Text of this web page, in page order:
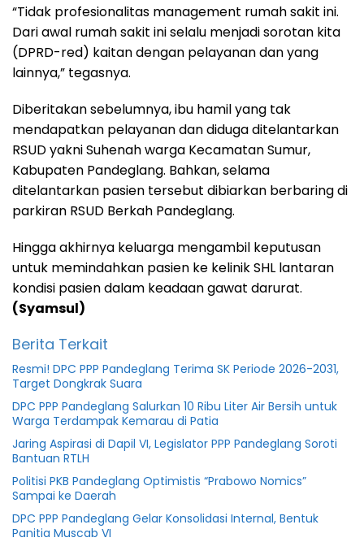
“Tidak profesionalitas management rumah sakit ini.
Dari awal rumah sakit ini selalu menjadi sorotan kita
(DPRD-red) kaitan dengan pelayanan dan yang
lainnya,” tegasnya.
Diberitakan sebelumnya, ibu hamil yang tak
mendapatkan pelayanan dan diduga ditelantarkan
RSUD yakni Suhenah warga Kecamatan Sumur,
Kabupaten Pandeglang. Bahkan, selama
ditelantarkan pasien tersebut dibiarkan berbaring di
parkiran RSUD Berkah Pandeglang.
Hingga akhirnya keluarga mengambil keputusan
untuk memindahkan pasien ke kelinik SHL lantaran
kondisi pasien dalam keadaan gawat darurat.
(Syamsul)
Berita Terkait
Resmi! DPC PPP Pandeglang Terima SK Periode 2026-2031,
Target Dongkrak Suara
DPC PPP Pandeglang Salurkan 10 Ribu Liter Air Bersih untuk
Warga Terdampak Kemarau di Patia
Jaring Aspirasi di Dapil VI, Legislator PPP Pandeglang Soroti
Bantuan RTLH
Politisi PKB Pandeglang Optimistis “Prabowo Nomics”
Sampai ke Daerah
DPC PPP Pandeglang Gelar Konsolidasi Internal, Bentuk
Panitia Muscab VI